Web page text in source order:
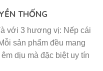
THỐNG
với 3 hương vị: Nếp cái
sản phẩm đều mang